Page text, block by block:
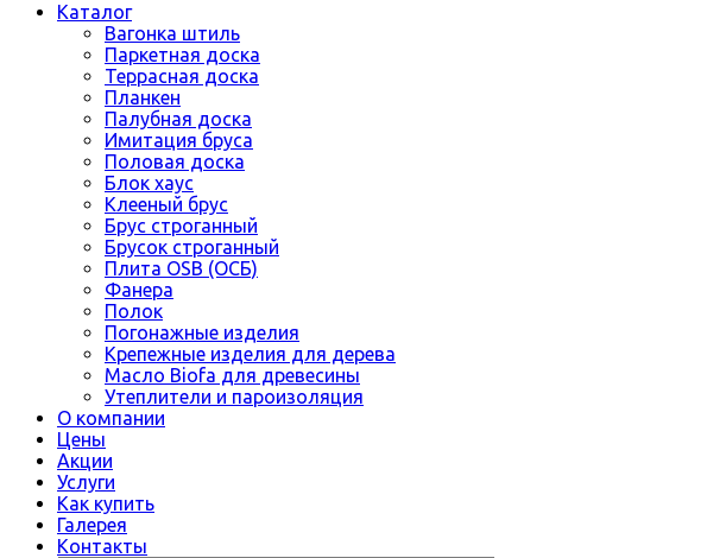
Каталог
Вагонка штиль
Паркетная доска
Террасная доска
Планкен
Палубная доска
Имитация бруса
Половая доска
Блок хаус
Клееный брус
Брус строганный
Брусок строганный
Плита OSB (ОСБ)
Фанера
Полок
Погонажные изделия
Крепежные изделия для дерева
Масло Biofa для древесины
Утеплители и пароизоляция
О компании
Цены
Акции
Услуги
Как купить
Галерея
Контакты